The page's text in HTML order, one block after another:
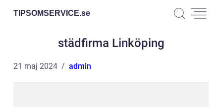
TIPSOMSERVICE.se
städfirma Linköping
21 maj 2024 admin